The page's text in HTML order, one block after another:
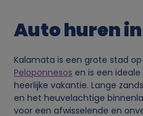
Auto huren
Kalamata is een grote stad
Peloponnesos en is een
heerlijke vakantie. Lange
en het heuvelachtige
voor een afwisselende en